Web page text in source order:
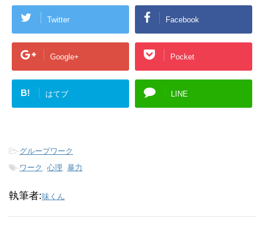
Twitter Facebook
Google+ Pocket
B! はてブ LINE
-グループワーク
-ワーク , 心理, 暴力
執筆者:味くん